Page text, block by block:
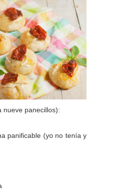
nueve panecillos):
panificable (yo no tenía y